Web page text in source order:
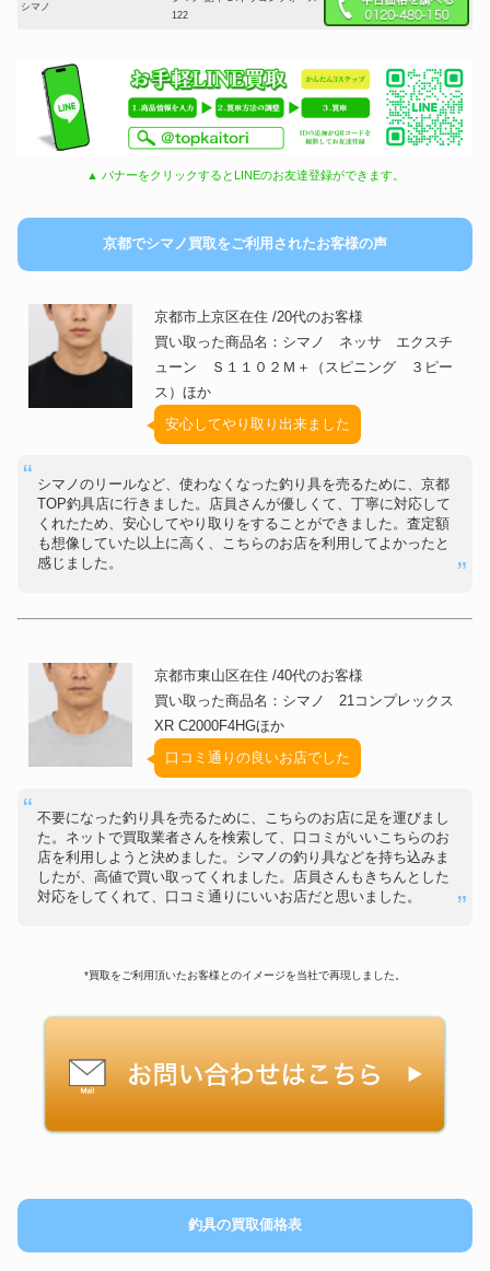
シマノ
122
▲ バナーをクリックするとLINEのお友達登録ができます。
京都でシマノ買取をご利用されたお客様の声
京都市上京区在住 /20代のお客様
買い取った商品名：シマノ ネッサ エクスチ
ューン Ｓ１１０２Ｍ＋（スピニング ３ピー
ス）ほか
安心してやり取り出来ました
シマノのリールなど、使わなくなった釣り具を売るために、京都
TOP釣具店に行きました。店員さんが優しくて、丁寧に対応して
くれたため、安心してやり取りをすることができました。査定額
も想像していた以上に高く、こちらのお店を利用してよかったと
感じました。
京都市東山区在住 /40代のお客様
買い取った商品名：シマノ 21コンプレックス
XR C2000F4HGほか
口コミ通りの良いお店でした
不要になった釣り具を売るために、こちらのお店に足を運びまし
た。ネットで買取業者さんを検索して、口コミがいいこちらのお
店を利用しようと決めました。シマノの釣り具などを持ち込みま
したが、高値で買い取ってくれました。店員さんもきちんとした
対応をしてくれて、口コミ通りにいいお店だと思いました。
*買取をご利用頂いたお客様とのイメージを当社で再現しました。
釣具の買取価格表